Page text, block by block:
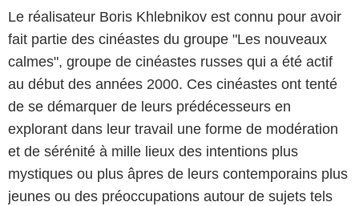
Le réalisateur Boris Khlebnikov est connu pour avoir
fait partie des cinéastes du groupe "Les nouveaux
calmes", groupe de cinéastes russes qui a été actif
au début des années 2000. Ces cinéastes ont tenté
de se démarquer de leurs prédécesseurs en
explorant dans leur travail une forme de modération
et de sérénité à mille lieux des intentions plus
mystiques ou plus âpres de leurs contemporains plus
jeunes ou des préoccupations autour de sujets tels